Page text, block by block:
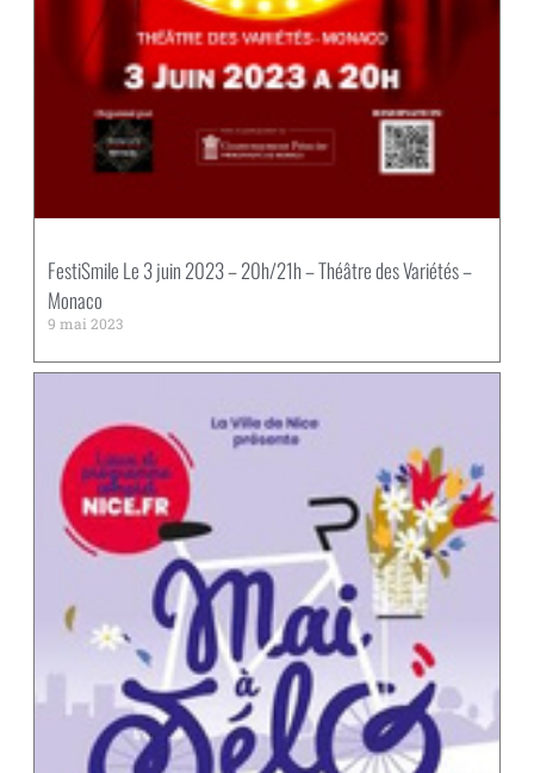
FestiSmile Le 3 juin 2023 – 20h/21h – Théâtre des Variétés –
Monaco
9 mai 2023